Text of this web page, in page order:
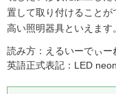
置して取り付けること
高い照明器具といえます。
読み方：えるいーでぃー
英語正式表記：LED neon